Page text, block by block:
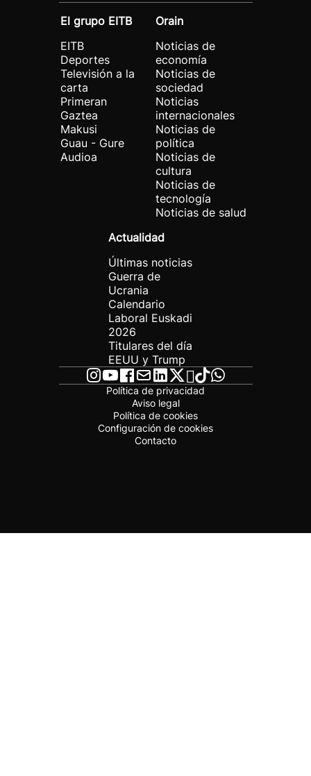
El grupo EITB
EITB
Deportes
Televisión a la
carta
Primeran
Gaztea
Makusi
Guau - Gure
Audioa
Orain
Noticias de
economía
Noticias de
sociedad
Noticias
internacionales
Noticias de
política
Noticias de
cultura
Noticias de
tecnología
Noticias de salud
Actualidad
Últimas noticias
Guerra de
Ucrania
Calendario
Laboral Euskadi
2026
Titulares del día
EEUU y Trump
Política de privacidad
Aviso legal
Política de cookies
Configuración de cookies
Contacto